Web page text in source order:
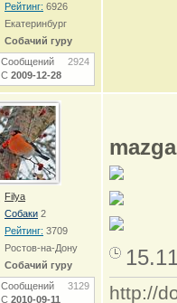
Рейтинг: 6926
Екатеринбург
Собачий гуру
Сообщений 2924
С 2009-12-28
Filya
Собаки 2
Рейтинг: 3709
Ростов-на-Дону
Собачий гуру
Сообщений 3129
С 2010-09-11
http://